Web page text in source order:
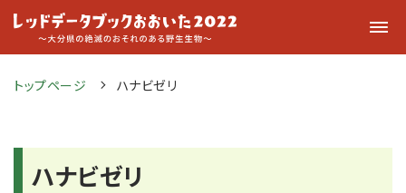
トップページ ハナビゼリ
ハナビゼリ